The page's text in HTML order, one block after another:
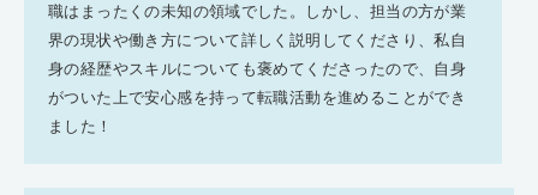
職はまったくの未知の領域でした。しかし、担当の方が業
界の現状や働き方について詳しく説明してくださり、私自
身の経歴やスキルについても褒めてくださったので、自身
がついた上で安心感を持って転職活動を進めることができ
ました！